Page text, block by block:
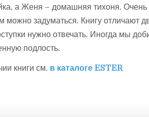
а Женя – домашняя тихоня. Очень
можно задуматься. Книгу отличают
нужно отвечать. Иногда мы
подлость.
книги см. в каталоге ESTER